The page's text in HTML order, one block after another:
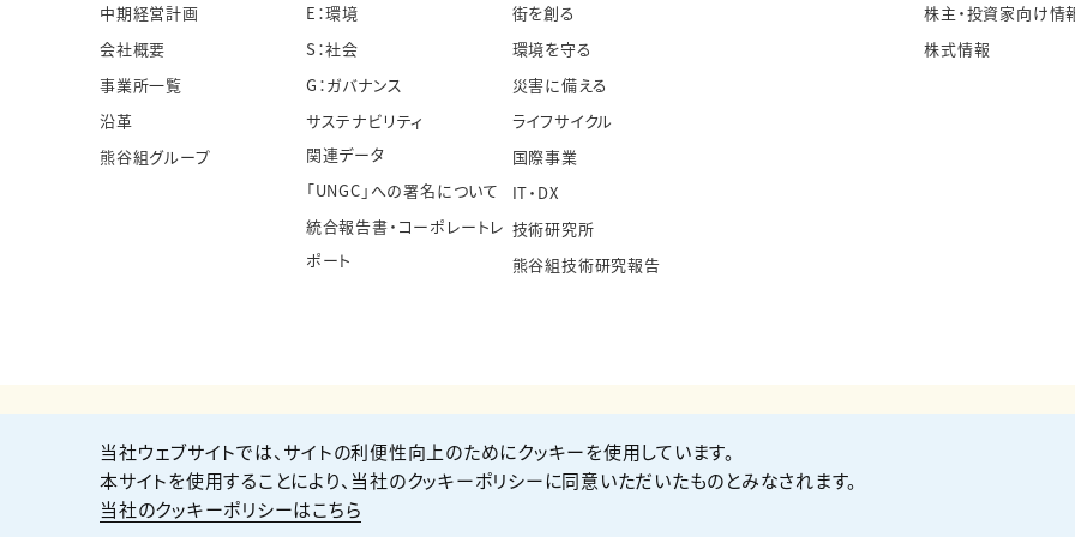
中期経営計画
会社概要
事業所一覧
沿革
熊谷組グループ
E：環境
S：社会
G：ガバナンス
サステナビリティ
関連データ
「UNGC」への署名について
統合報告書・コーポレートレ
ポート
街を創る
環境を守る
災害に備える
ライフサイクル
国際事業
IT・DX
技術研究所
熊谷組技術研究報告
株主・投資家向け情
株式情報
個人情報保護方針 サイト利用規約 サイトマップ お問い合わせ
当社ウェブサイトでは、サイトの利便性向上のためにクッキーを使用しています。
本サイトを使用することにより、当社のクッキーポリシーに同意いただいたものとみなされます。
当社のクッキーポリシーはこちら